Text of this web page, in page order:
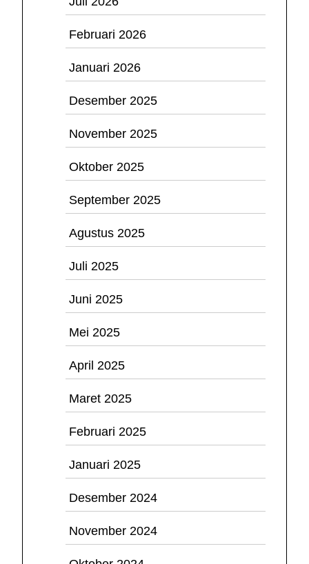
Februari 2026
Januari 2026
Desember 2025
November 2025
Oktober 2025
September 2025
Agustus 2025
Juli 2025
Juni 2025
Mei 2025
April 2025
Maret 2025
Februari 2025
Januari 2025
Desember 2024
November 2024